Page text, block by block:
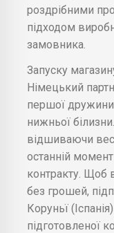
роздрібними
підходом
замовника.
Запуску
Німецький
першої дружини
нижньої
відшиваючи
останній
контракту. Щоб
без грошей,
Коруньї
підготовленої